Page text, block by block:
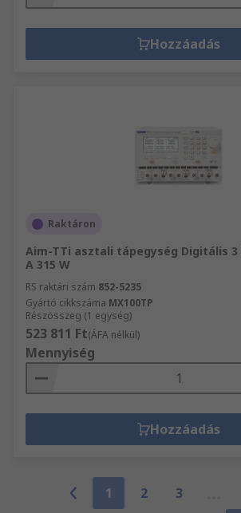
Hozzáadás
Raktáron
Aim-TTi asztali tápegység Digitális 3
A 315 W
RS raktári szám 852-5235
Gyártó cikkszáma MX100TP
Részösszeg (1 egység)
523 811 Ft(ÁFA nélkül)
Mennyiség
Hozzáadás
1 2 3